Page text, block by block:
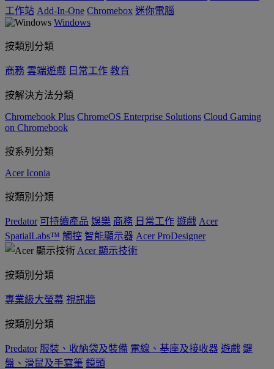
工作站 Add-In-One Chromebox 迷你電腦
Windows
按類別分類
商務 雲端遊戲 日常工作 教育
按解決方法分類
Chromebook Plus ChromeOS Enterprise Solutions Cloud Gaming
on Chromebook
按系列分類
Acer Iconia
按類別分類
Predator 可持續產品 娛樂 商務 日常工作 遊戲 Acer
SpatialLabs™ 觸控 智能顯示器 Acer ProDesigner
Acer 顯示技術
按類別分類
專業級大螢幕 視訊牆
按類別分類
Predator 服裝、收納袋及裝備 電線、基座及接收器 遊戲 鍵
盤、滑鼠及手寫筆 鏡頭